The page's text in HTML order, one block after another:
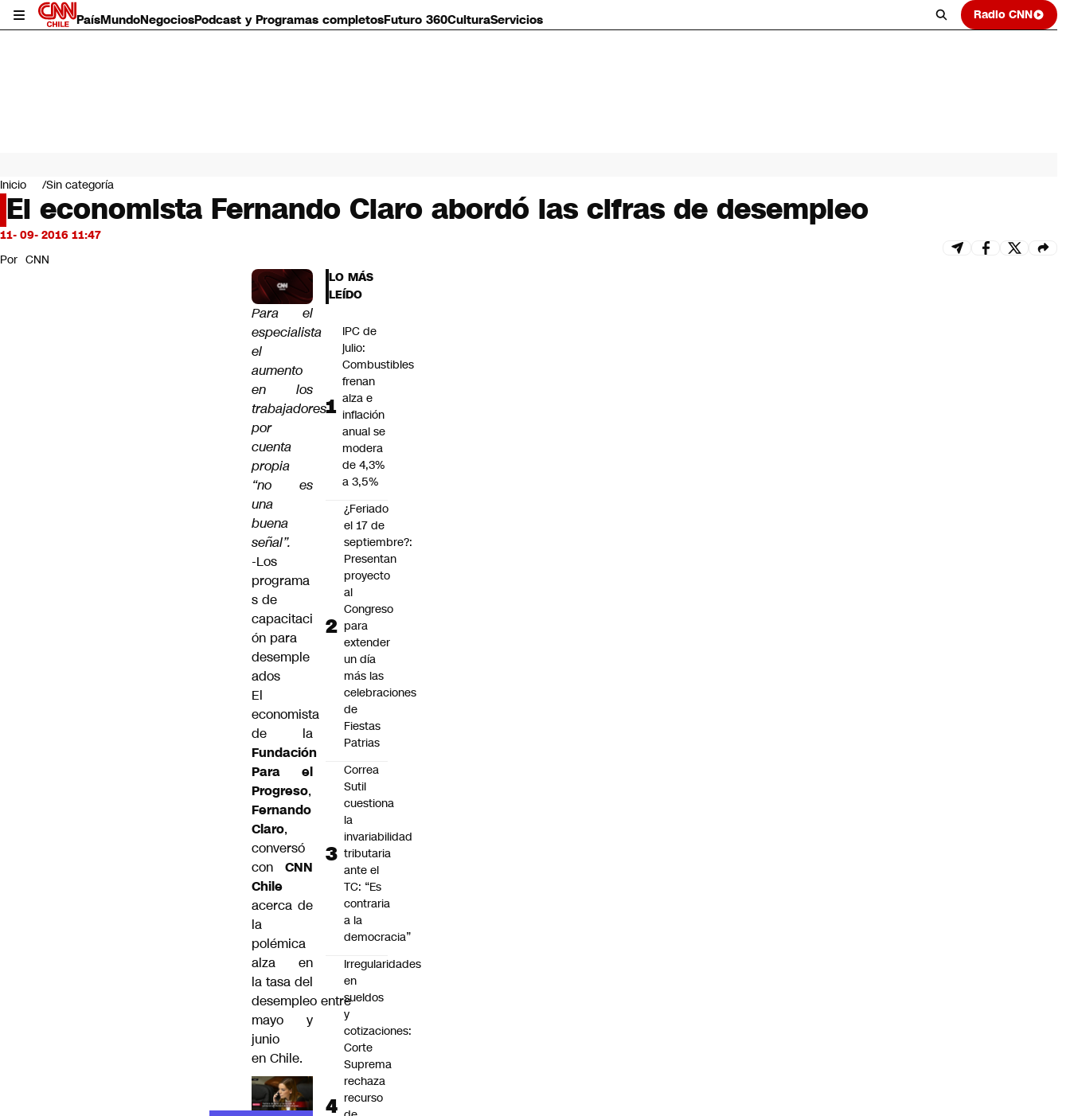
PaísMundoNegociosPodcast y Programas completosFuturo 360CulturaServicios Radio CNN
Mundo
Negocios
Deportes
Programas completos
Servicios
Inicio Sin categoría
El economista Fernando Claro abordó las cifras de desempleo
11- 09- 2016 11:47
Por CNN
Para el
especialista
el
aumento
en los
trabajadores
por
cuenta
propia
“no es
una
buena
señal”.
-Los
programa
s de
capacitaci
ón para
desemple
ados
El
economista
de la
Fundación
Para el
Progreso,
Fernando
Claro,
conversó
conCNN
Chile
acerca de
la
polémica
alza en
latasa del
desempleo entre
mayo y
junio
en Chile.
LO MÁS
LEÍDO
IPC de
julio:
Combustibles
frenan
alza e
inflación
anual se
modera
de 4,3%
a 3,5%
¿Feriado
el 17 de
septiembre?:
Presentan
proyecto
al
Congreso
para
extender
un día
más las
celebraciones
de
Fiestas
Patrias
Correa
Sutil
cuestiona
la
invariabilidad
tributaria
ante el
TC: “Es
contraria
a la
democracia”
Irregularidades
en
sueldos
y
cotizaciones:
Corte
Suprema
rechaza
recurso